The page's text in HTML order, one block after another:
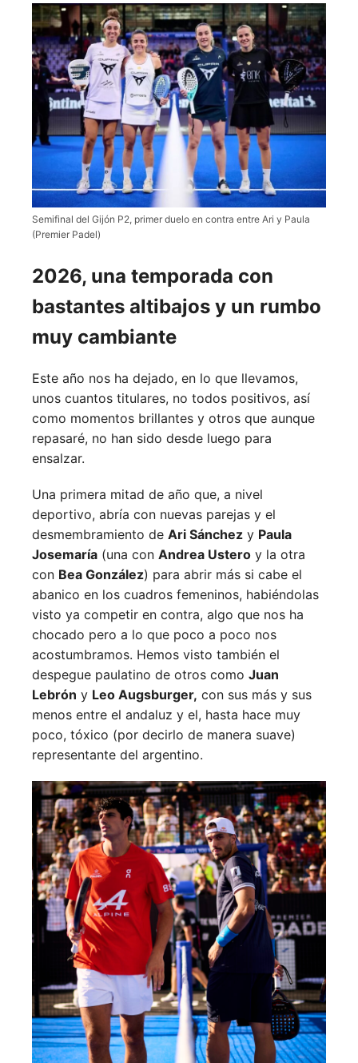
Semifinal del Gijón P2, primer duelo en contra entre Ari y Paula
(Premier Padel)
2026, una temporada con
bastantes altibajos y un rumbo
muy cambiante
Este año nos ha dejado, en lo que llevamos,
unos cuantos titulares, no todos positivos, así
como momentos brillantes y otros que aunque
repasaré, no han sido desde luego para
ensalzar.
Una primera mitad de año que, a nivel
deportivo, abría con nuevas parejas y el
desmembramiento de Ari Sánchez y Paula
Josemaría (una con Andrea Ustero y la otra
con Bea González) para abrir más si cabe el
abanico en los cuadros femeninos, habiéndolas
visto ya competir en contra, algo que nos ha
chocado pero a lo que poco a poco nos
acostumbramos. Hemos visto también el
despegue paulatino de otros como Juan
Lebrón y Leo Augsburger, con sus más y sus
menos entre el andaluz y el, hasta hace muy
poco, tóxico (por decirlo de manera suave)
representante del argentino.